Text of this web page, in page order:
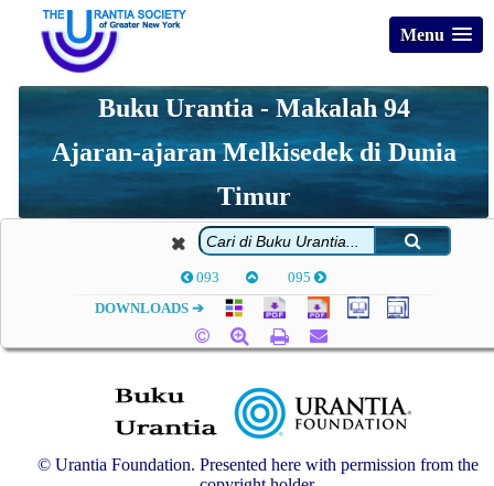
Menu
Buku Urantia - Makalah 94
Ajaran-ajaran Melkisedek di Dunia
Timur
093 095
DOWNLOADS ➔
© Urantia Foundation. Presented here with permission from the